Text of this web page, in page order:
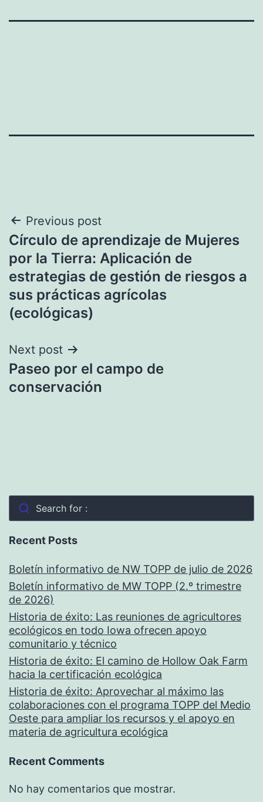
Navegación
de
entradas
Previous post
Círculo de aprendizaje de Mujeres
por la Tierra: Aplicación de
estrategias de gestión de riesgos a
sus prácticas agrícolas
(ecológicas)
Next post
Paseo por el campo de
conservación
Search for :
Recent Posts
Boletín informativo de NW TOPP de julio de 2026
Boletín informativo de MW TOPP (2.º trimestre
de 2026)
Historia de éxito: Las reuniones de agricultores
ecológicos en todo Iowa ofrecen apoyo
comunitario y técnico
Historia de éxito: El camino de Hollow Oak Farm
hacia la certificación ecológica
Historia de éxito: Aprovechar al máximo las
colaboraciones con el programa TOPP del Medio
Oeste para ampliar los recursos y el apoyo en
materia de agricultura ecológica
Recent Comments
No hay comentarios que mostrar.